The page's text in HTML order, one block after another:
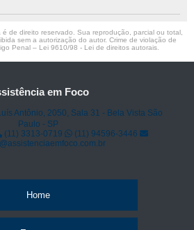
de direito reservado. Sua reprodução, parcial ou total,
sem a autorização do autor. Crime de violação de
Penal – Lei 9610/98 - Lei de direitos autorais
em Foco
Antônio, 2050, Sala 31 - Bela Vista São
Paulo - SP
(11) 3313-0719
(11) 94596-3446
Home